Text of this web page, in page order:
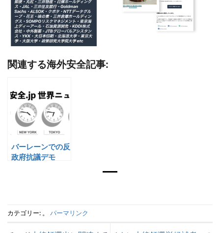
関連する海外安全記事:
バーレーンでの反
政府抗議デモ
カテゴリー: 。 パーマリンク